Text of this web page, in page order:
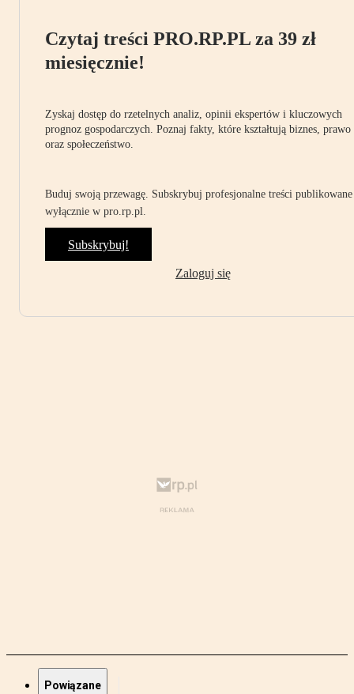
Czytaj treści PRO.RP.PL za 39 zł
miesięcznie!
Zyskaj dostęp do rzetelnych analiz, opinii ekspertów i kluczowych
prognoz gospodarczych. Poznaj fakty, które kształtują biznes, prawo
oraz społeczeństwo.
Buduj swoją przewagę. Subskrybuj profesjonalne treści publikowane
wyłącznie w pro.rp.pl.
Subskrybuj!
Zaloguj się
Powiązane